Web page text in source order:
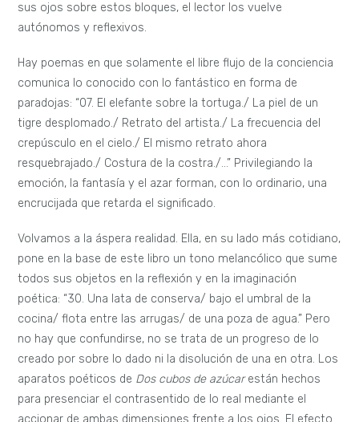
sus ojos sobre estos bloques, el lector los vuelve
autónomos y reflexivos.
Hay poemas en que solamente el libre flujo de la conciencia
comunica lo conocido con lo fantástico en forma de
paradojas: “07. El elefante sobre la tortuga./ La piel de un
tigre desplomado./ Retrato del artista./ La frecuencia del
crepúsculo en el cielo./ El mismo retrato ahora
resquebrajado./ Costura de la costra./…” Privilegiando la
emoción, la fantasía y el azar forman, con lo ordinario, una
encrucijada que retarda el significado.
Volvamos a la áspera realidad. Ella, en su lado más cotidiano,
pone en la base de este libro un tono melancólico que sume
todos sus objetos en la reflexión y en la imaginación
poética: “30. Una lata de conserva/ bajo el umbral de la
cocina/ flota entre las arrugas/ de una poza de agua.” Pero
no hay que confundirse, no se trata de un progreso de lo
creado por sobre lo dado ni la disolución de una en otra. Los
aparatos poéticos de Dos cubos de azúcarestán hechos
para presenciar el contrasentido de lo real mediante el
accionar de ambas dimensiones frente a los ojos. El efecto